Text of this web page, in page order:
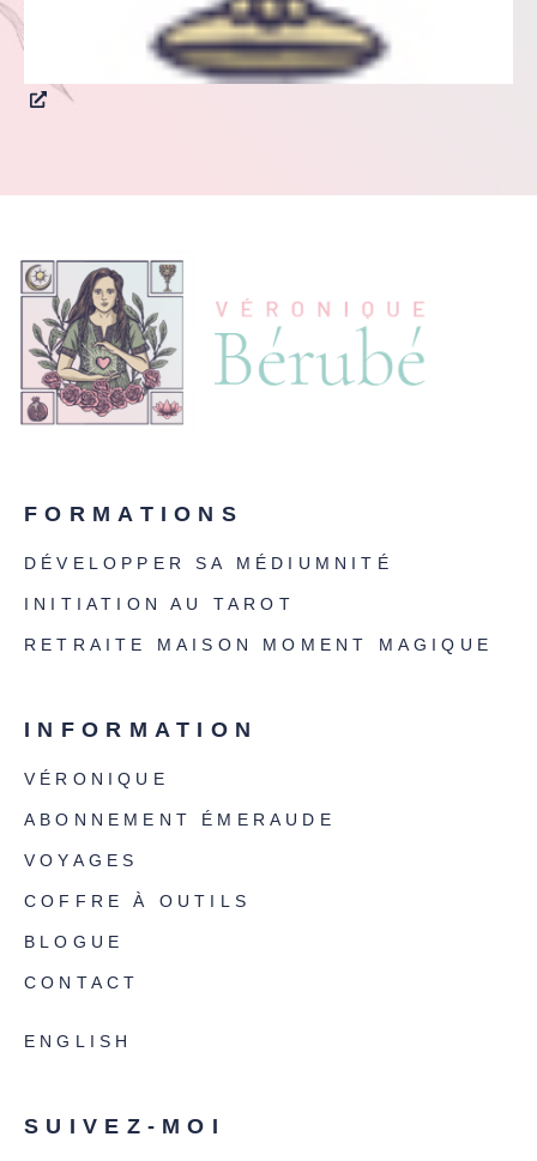
FORMATIONS
DÉVELOPPER SA MÉDIUMNITÉ
INITIATION AU TAROT
RETRAITE MAISON MOMENT MAGIQUE
INFORMATION
VÉRONIQUE
ABONNEMENT ÉMERAUDE
VOYAGES
COFFRE À OUTILS
BLOGUE
CONTACT
ENGLISH
SUIVEZ-MOI